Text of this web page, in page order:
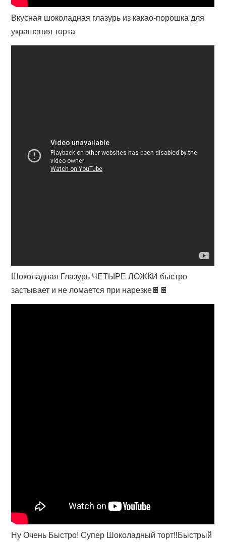
Вкусная шоколадная глазурь из какао-порошка для
украшения торта
Шоколадная Глазурь ЧЕТЫРЕ ЛОЖКИ быстро
застывает и не ломается при нарезке🍫🍫
Ну Очень Быстро! Супер Шоколадный торт‼️Быстрый